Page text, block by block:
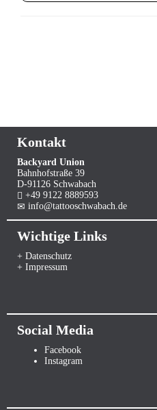
Kontakt
Backyard Union
Bahnhofstraße 39
D-91126 Schwabach
+49 9122 8889593
info@tattooschwabach.de
Wichtige Links
+ Datenschutz
+ Impressum
Social Media
Facebook
Instagram